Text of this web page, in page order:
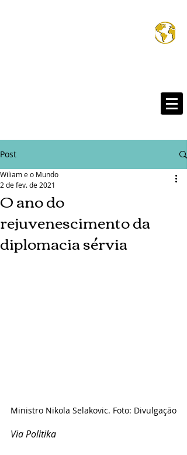
Wiliam e o Mund
Post
O ano do
rejuvenescimento da
diplomacia sérvia
Wiliam e o Mundo
2 de fev. de 2021
Ministro Nikola Selakovic. Foto: Divulgação
Via Politika